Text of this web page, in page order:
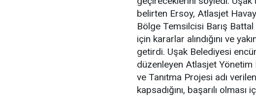
belirten Ersoy, Atlasjet
Bölge Temsilcisi Barış
için kararlar alındığını ve
getirdi. Uşak Belediyesi
düzenleyen Atlasjet Yönetim
ve Tanıtma Projesi adı
kapsadığını, başarılı